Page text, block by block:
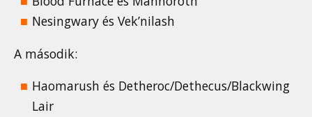
Nesingwary és Vek’nilash
A második:
Haomarush és Detheroc/Dethecus/Blackwing
Lair